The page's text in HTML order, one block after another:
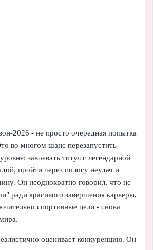
- не просто очередная попытка
во многом шанс перезапустить
завоевать титул с легендарной
пройти через полосу неудач и
Он неоднократно говорил, что не
ради красивого завершения карьеры,
спортивные цели - снова
оценивает конкуренцию. Он